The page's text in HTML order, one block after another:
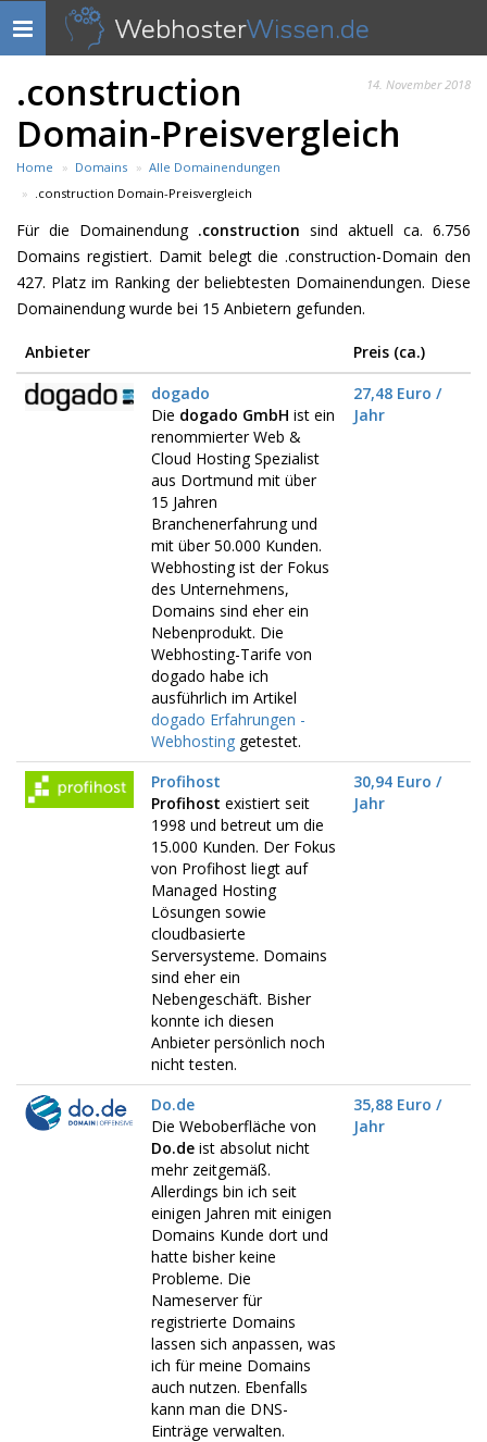
Navigation
anzeigen
WebhosterWissen.de
14. November 2018
.construction
Domain-Preisvergleich
Home Domains
Alle Domainendungen
.construction Domain-Preisvergleich
Für die Domainendung .construction sind aktuell ca. 6.756
Domains registiert. Damit belegt die .construction-Domain den
427. Platz im Ranking der beliebtesten Domainendungen. Diese
Domainendung wurde bei 15 Anbietern gefunden.
Anbieter
Preis (ca.)
dogado
Die dogado GmbH ist ein
renommierter Web &
Cloud Hosting Spezialist
aus Dortmund mit über
15 Jahren
Branchenerfahrung und
mit über 50.000 Kunden.
Webhosting ist der Fokus
des Unternehmens,
Domains sind eher ein
Nebenprodukt. Die
Webhosting-Tarife von
dogado habe ich
ausführlich im Artikel
dogado Erfahrungen -
Webhosting getestet.
27,48 Euro /
Jahr
Profihost
Profihost existiert seit
1998 und betreut um die
15.000 Kunden. Der Fokus
von Profihost liegt auf
Managed Hosting
Lösungen sowie
cloudbasierte
Serversysteme. Domains
sind eher ein
Nebengeschäft. Bisher
konnte ich diesen
Anbieter persönlich noch
nicht testen.
30,94 Euro /
Jahr
Do.de
Die Weboberfläche von
Do.de ist absolut nicht
mehr zeitgemäß.
Allerdings bin ich seit
einigen Jahren mit einigen
Domains Kunde dort und
hatte bisher keine
Probleme. Die
Nameserver für
registrierte Domains
lassen sich anpassen, was
ich für meine Domains
auch nutzen. Ebenfalls
kann man die DNS-
Einträge verwalten.
35,88 Euro /
Jahr